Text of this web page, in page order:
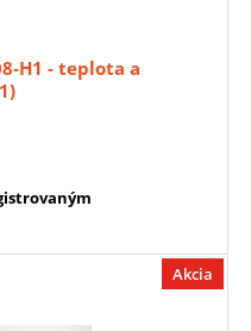
H1 - teplota a
Akcia